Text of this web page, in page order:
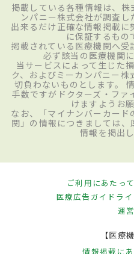
掲載している各種情報は、
ンパニー株式会社が調査し
出来るだけ正確な情報掲載
に保証するもの
掲載されている医療機関へ
必ず該当の医療機関
当サービスによって生じた
ク、およびミーカンパニー
切負わないものとします。
手数ですがドクターズ・フ
けますようお
なお、「マイナンバーカー
関」の情報につきましては、
情報を掲出
ご利用にあたって
医療広告ガイドラ
運
【医療
情報掲載に